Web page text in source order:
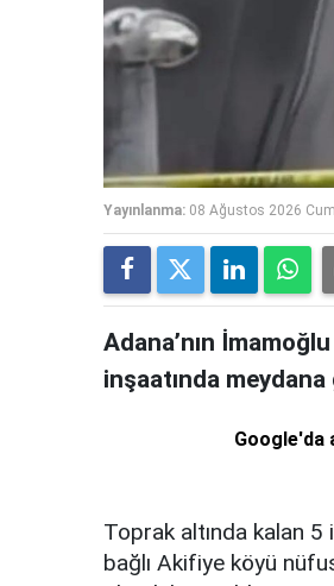
Yayınlanma: 08 Ağustos 2026
Adana’nın
inşaatında
Google'da
Toprak altında kalan 5
bağlı Akifiye köyü